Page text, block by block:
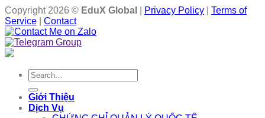
Copyright 2026 © EduX Global Privacy Policy
Terms of
Service
Contact
Search
for:
Giới Thiệu
Dịch Vụ